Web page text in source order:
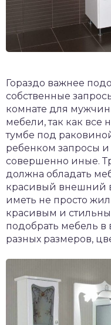
Гораздо важнее
собственные
комнате для
мебели, так как все
тумбе под
ребенком запросы и
совершенно иные.
должна обладать
красивый внешний
иметь не просто
красивым и
подобрать мебель
разных размеров,